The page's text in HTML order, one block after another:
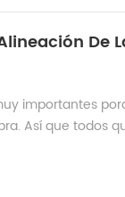
De
importantes
Así que todos